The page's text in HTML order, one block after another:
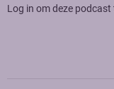
Log in om deze podcast